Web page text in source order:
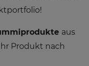
aus
Produkt nach